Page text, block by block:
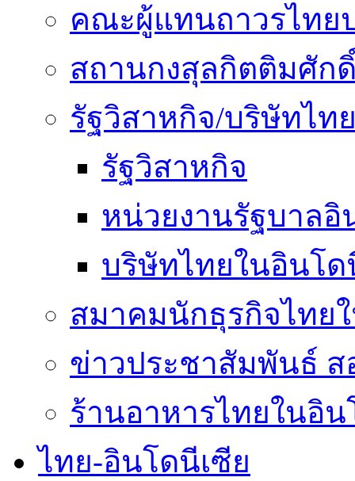
คณะผู้แทนถาวรไทย
สถานกงสุลกิตติมศัก
รัฐวิสาหกิจ/บริษัทไท
รัฐวิสาหกิจ
หน่วยงานรัฐบาลอิ
บริษัทไทยในอินโด
สมาคมนักธุรกิจไทย
ข่าวประชาสัมพันธ์ ส
ร้านอาหารไทยในอิน
ไทย-อินโดนีเซีย